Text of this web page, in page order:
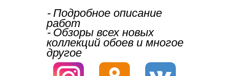
⁃ Обзоры всех новых
коллекций обоев и многое
другое
⁃ Подробное описание
работ